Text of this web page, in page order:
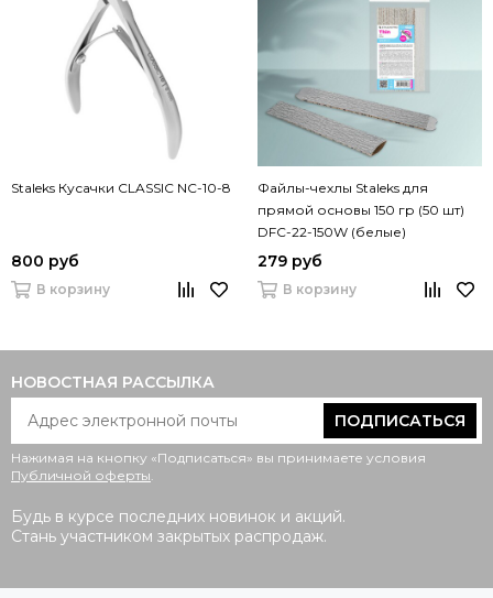
Staleks Кусачки CLASSIC NC-10-8
800 руб
В корзину
Файлы-чехлы Staleks для
прямой основы 150 гр (50 шт)
DFС-22-150W (белые)
279 руб
В корзину
НОВОСТНАЯ РАССЫЛКА
ПОДПИСАТЬСЯ
Нажимая на кнопку «Подписаться» вы принимаете условия
Публичной оферты.
Будь в курсе последних новинок и акций.
Стань участником закрытых распродаж.